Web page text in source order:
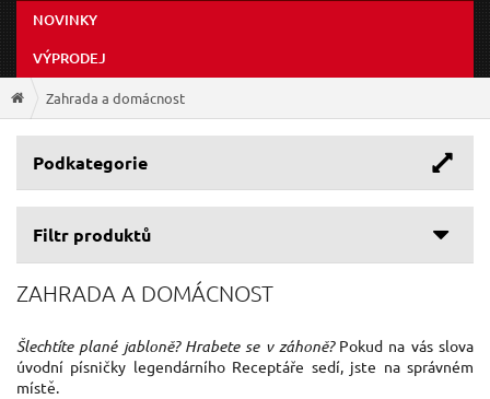
NOVINKY
VÝPRODEJ
Zahrada a domácnost
Podkategorie
Filtr produktů
ZAHRADA A DOMÁCNOST
Šlechtíte plané jabloně? Hrabete se v záhoně?Pokud na vás slova
úvodní písničky legendárního Receptáře sedí, jste na správném
místě.